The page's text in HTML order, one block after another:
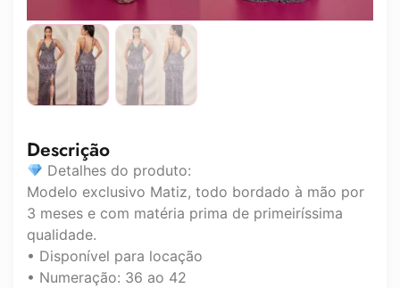
Descrição
Detalhes do produto:
Modelo exclusivo Matiz, todo bordado à mão por
3 meses e com matéria prima de primeiríssima
qualidade.
• Disponível para locação
• Numeração: 36 ao 42